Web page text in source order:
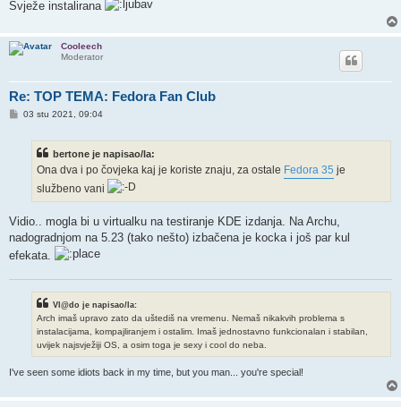
Svježe instalirana
Cooleech
Moderator
Re: TOP TEMA: Fedora Fan Club
P03 stu 2021, 09:04
bertone je napisao/la:
Ona dva i po čovjeka kaj je koriste znaju, za ostale Fedora 35 je
službeno vani
Vidio.. mogla bi u virtualku na testiranje KDE izdanja. Na Archu,
nadogradnjom na 5.23 (tako nešto) izbačena je kocka i još par kul
efekata.
Vl@do je napisao/la:
Arch imaš upravo zato da uštediš na vremenu. Nemaš nikakvih problema s
instalacijama, kompajliranjem i ostalim. Imaš jednostavno funkcionalan i stabilan,
uvijek najsvježiji OS, a osim toga je sexy i cool do neba.
I've seen some idiots back in my time, but you man... you're special!